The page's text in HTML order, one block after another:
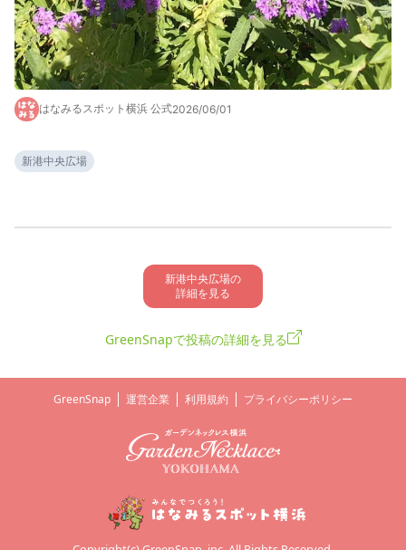
はなみるスポット横浜 公式2026/06/01
新港中央広場
新港中央広場の
詳細を見る
GreenSnapで投稿の詳細を見る
GreenSnap 運営企業 利用規約 プライバシーポリシー